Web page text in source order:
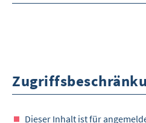
Dieser Inhalt ist für